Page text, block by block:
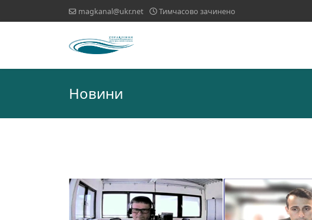
magkanal@ukr.net Тимчасово зачинено
Новини